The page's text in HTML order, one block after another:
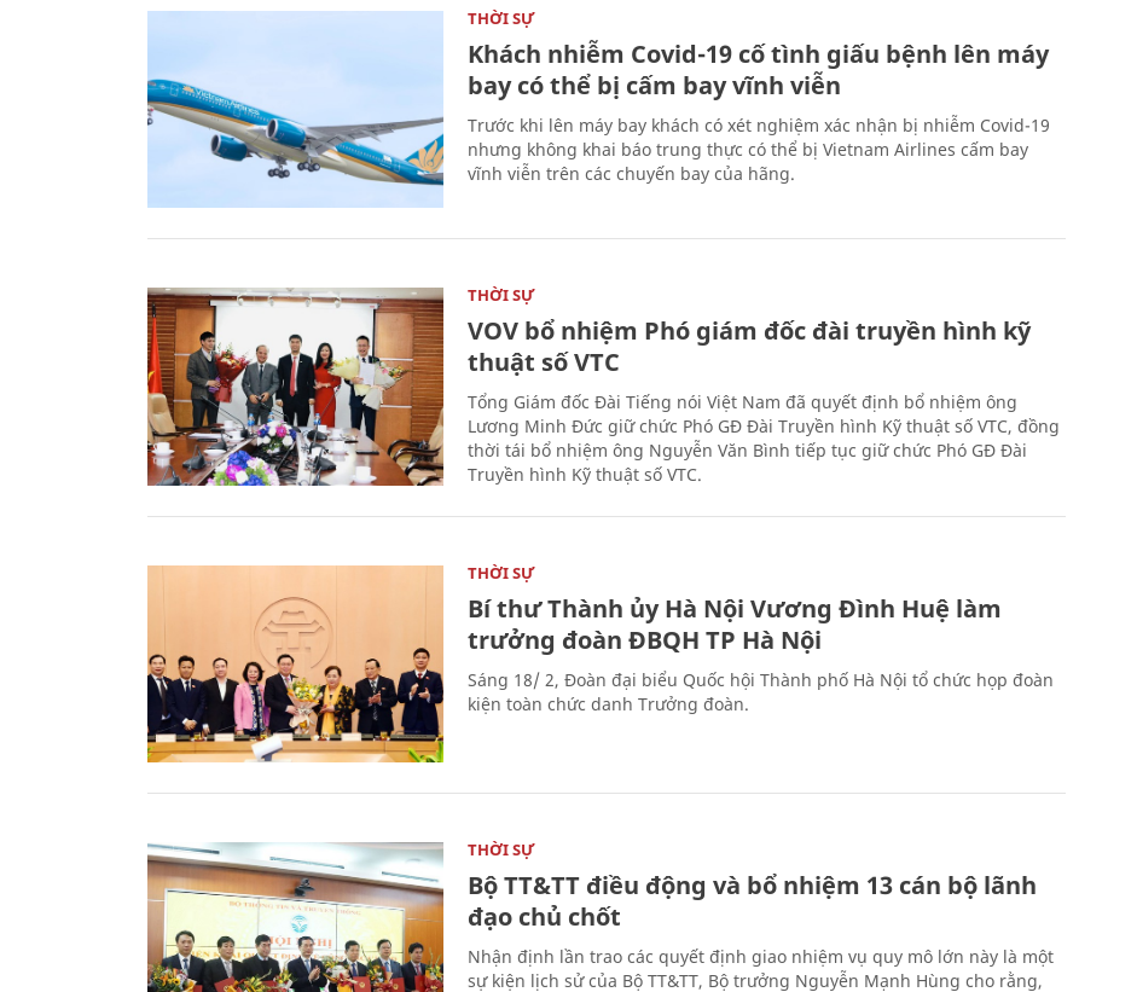
THỜI SỰ
Khách nhiễm Covid-19 cố tình giấu bệnh lên máy
bay có thể bị cấm bay vĩnh viễn
Trước khi lên máy bay khách có xét nghiệm xác nhận bị nhiễm Covid-19
nhưng không khai báo trung thực có thể bị Vietnam Airlines cấm bay
vĩnh viễn trên các chuyến bay của hãng.
THỜI SỰ
VOV bổ nhiệm Phó giám đốc đài truyền hình kỹ
thuật số VTC
Tổng Giám đốc Đài Tiếng nói Việt Nam đã quyết định bổ nhiệm ông
Lương Minh Đức giữ chức Phó GĐ Đài Truyền hình Kỹ thuật số VTC, đồng
thời tái bổ nhiệm ông Nguyễn Văn Bình tiếp tục giữ chức Phó GĐ Đài
Truyền hình Kỹ thuật số VTC.
THỜI SỰ
Bí thư Thành ủy Hà Nội Vương Đình Huệ làm
trưởng đoàn ĐBQH TP Hà Nội
Sáng 18/ 2, Đoàn đại biểu Quốc hội Thành phố Hà Nội tổ chức họp đoàn
kiện toàn chức danh Trưởng đoàn.
THỜI SỰ
Bộ TT&TT điều động và bổ nhiệm 13 cán bộ lãnh
đạo chủ chốt
Nhận định lần trao các quyết định giao nhiệm vụ quy mô lớn này là một
sự kiện lịch sử của Bộ TT&TT, Bộ trưởng Nguyễn Mạnh Hùng cho rằng,